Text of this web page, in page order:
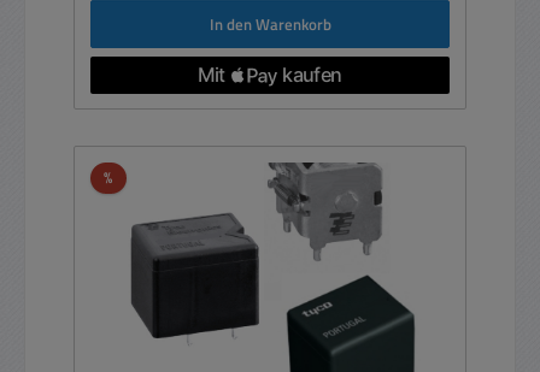
In den Warenkorb
%Rabatt